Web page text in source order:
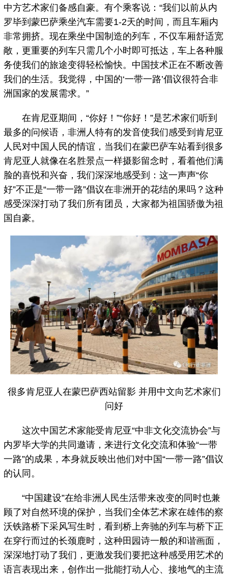
中方艺术家们备感自豪。有个乘客说：“我们以前从内
罗毕到蒙巴萨乘坐汽车需要1-2天的时间，而且车厢内
非常拥挤。现在乘坐中国制造的列车，不仅车厢舒适宽
敞，更重要的列车只需几个小时即可抵达，车上各种服
务使我们的旅途变得轻松愉快。中国技术正在不断改善
我们的生活。我觉得，中国的‘一带一路’倡议很符合非
洲国家的发展需求。”
在肯尼亚期间，“你好！”“你好！”是艺术家们听到
最多的问候语，非洲人特有的发音使我们感受到肯尼亚
人民对中国人民的情谊，当我们在蒙巴萨车站看到很多
肯尼亚人就像在名胜景点一样摄影留念时，看着他们满
脸的喜悦和兴奋，我们深深地感受到：这一声声“你
好”不正是“一带一路”倡议在非洲开的花结的果吗？这种
感受深深打动了我们所有团员，大家都为祖国骄傲为祖
国自豪。
很多肯尼亚人在蒙巴萨西站留影 并用中文向艺术家们
问好
这次中国艺术家能受肯尼亚“中非文化交流协会”与
内罗毕大学的共同邀请，来进行文化交流和体验“一带
一路”的成果，本身就反映出他们对中国“一带一路”倡议
的认同。
“中国建设”在给非洲人民生活带来改变的同时也兼
顾了对自然环境的保护，当我们全体艺术家在雄伟的察
沃铁路桥下采风写生时，看到桥上奔驰的列车与桥下正
在穿行而过的长颈鹿时，这种田园诗一般的和谐画面，
深深地打动了我们，更激发我们要把这种感受用艺术的
语言表现出来，创作出一批能打动人心、接地气的主流